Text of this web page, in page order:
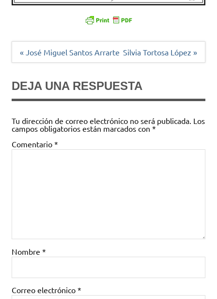
Navegación
« José Miguel Santos Arrarte Silvia Tortosa López »
DEJA UNA RESPUESTA
Tu dirección de correo electrónico no será publicada. Los
campos obligatorios están marcados con *
Comentario *
Nombre *
Correo electrónico *